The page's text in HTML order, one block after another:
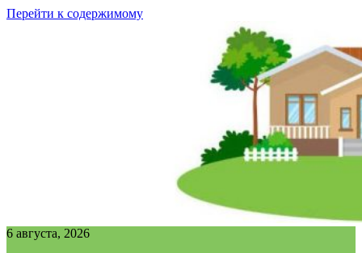
Перейти к содержимому
6 августа, 2026